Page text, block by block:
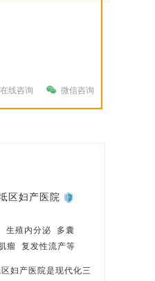
在线咨询 微信咨询
区妇产医院
生殖内分泌  多囊
瘤  复发性流产等
妇产医院是现代化三